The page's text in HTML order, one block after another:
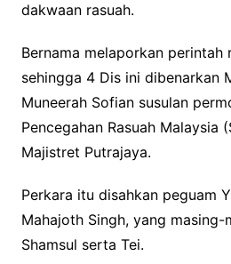
dakwaan rasuah.
Bernama melaporkan perintah
sehingga 4 Dis ini dibenarkan
Muneerah Sofian susulan
Pencegahan Rasuah Malaysia
Majistret Putrajaya.
Perkara itu disahkan peguam
Mahajoth Singh, yang masing-
Shamsul serta Tei.